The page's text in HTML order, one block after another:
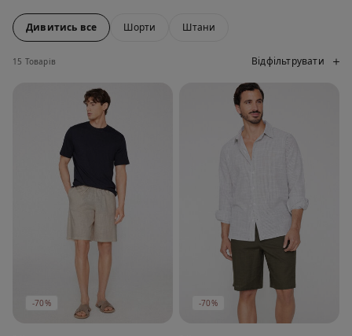
Дивитись все Шорти Штани
15 Товарів Відфільтрувати
-70% -70%